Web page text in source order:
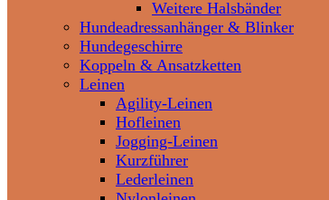
Weitere Halsbänder
Hundeadressanhänger & Blinker
Hundegeschirre
Koppeln & Ansatzketten
Leinen
Agility-Leinen
Hofleinen
Jogging-Leinen
Kurzführer
Lederleinen